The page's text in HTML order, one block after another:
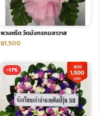
พวงหรีด วัดมังกรกมลาวาส
฿1,500
-17%